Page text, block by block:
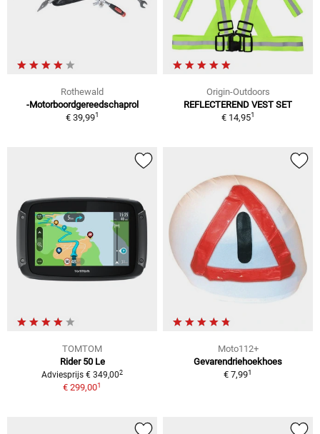
Rothewald
-Motorboordgereedschaprol
€ 39,991
Origin-Outdoors
REFLECTEREND VEST SET
€ 14,951
TOMTOM
Rider 50 Le
Adviesprijs € 349,002
€ 299,001
Moto112+
Gevarendriehoekhoes
€ 7,991